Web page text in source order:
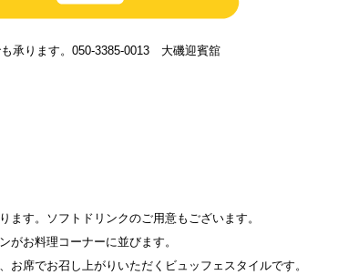
承ります。050-3385-0013 大磯迎賓舘
ます。ソフトドリンクのご用意もございます。
がお料理コーナーに並びます。
お席でお召し上がりいただくビュッフェスタイルです。